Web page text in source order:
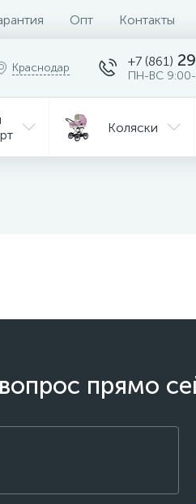
Опт Контакты
Краснодар +7 (861)
ПН-ВС
Коляски
прямо